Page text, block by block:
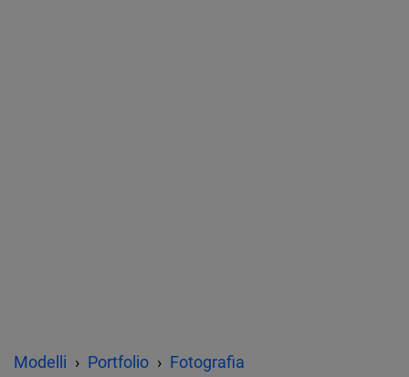
Modelli Portfolio
Fotografia